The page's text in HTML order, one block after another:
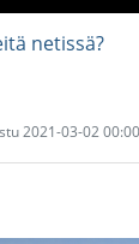
netissä?
2021-03-02